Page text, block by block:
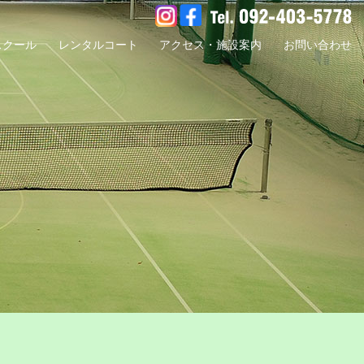
クール レンタルコート アクセス・施設案内 お問い合わせ